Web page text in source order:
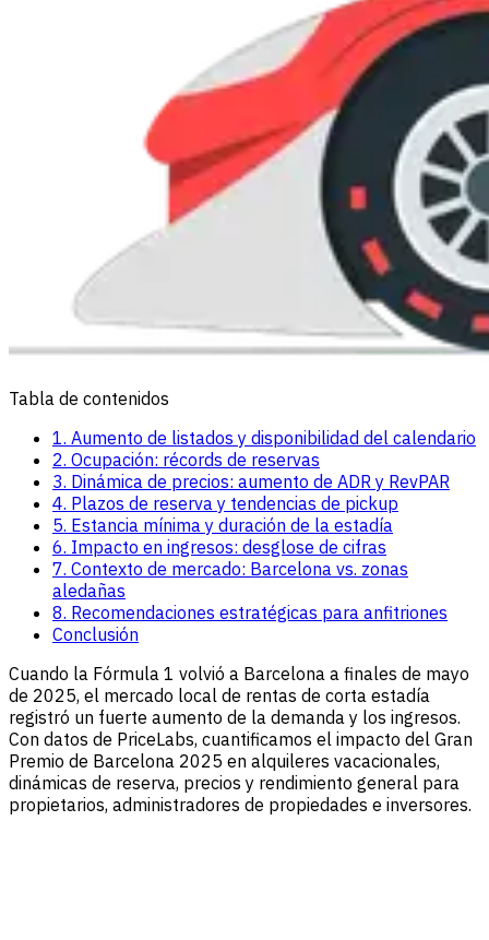
Tabla de contenidos
1. Aumento de listados y disponibilidad del calendario
2. Ocupación: récords de reservas
3. Dinámica de precios: aumento de ADR y RevPAR
4. Plazos de reserva y tendencias de pickup
5. Estancia mínima y duración de la estadía
6. Impacto en ingresos: desglose de cifras
7. Contexto de mercado: Barcelona vs. zonas
aledañas
8. Recomendaciones estratégicas para anfitriones
Conclusión
Cuando la Fórmula 1 volvió a Barcelona a finales de mayo
de 2025, el mercado local de rentas de corta estadía
registró un fuerte aumento de la demanda y los ingresos.
Con datos de PriceLabs, cuantificamos el impacto del Gran
Premio de Barcelona 2025 en alquileres vacacionales,
dinámicas de reserva, precios y rendimiento general para
propietarios, administradores de propiedades e inversores.